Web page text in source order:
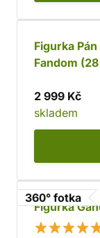
Figurka
Fandom
2 999 Kč
skladem
360° fotka
Figurka